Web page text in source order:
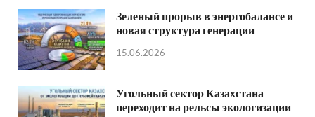
Зеленый прорыв в энергобалансе и
новая структура генерации
15.06.2026
Угольный сектор Казахстана
переходит на рельсы экологизации